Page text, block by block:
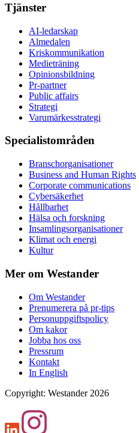
Tjänster
AI-ledarskap
Almedalen
Kris­kommunikation
Medieträning
Opinionsbildning
Pr-partner
Public affairs
Strategi
Varumärkesstrategi
Specialistområden
Branschorganisationer
Business and Human Rights
Corporate communications
Cybersäkerhet
Hållbarhet
Hälsa och forskning
Insamlingsorganisationer
Klimat och energi
Kultur
Mer om Westander
Om Westander
Prenumerera på pr-tips
Personuppgiftspolicy
Om kakor
Jobba hos oss
Pressrum
Kontakt
In English
Copyright: Westander 2026